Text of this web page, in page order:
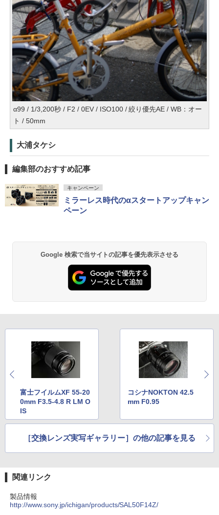
α99 / 1/3,200秒 / F2 / 0EV / ISO100 / 絞り優先AE / WB：オー
ト / 50mm
大浦タケシ
編集部のおすすめ記事
キャンペーン
ミラーレス時代のαスタートアップキャン
ペーン
Google 検索で当サイトの記事を優先表示させる
富士フイルムXF 55-20
0mm F3.5-4.8 R LM O
IS
コシナNOKTON 42.5
mm F0.95
［交換レンズ実写ギャラリー］の他の記事を見る
関連リンク
製品情報
http://www.sony.jp/ichigan/products/SAL50F14Z/